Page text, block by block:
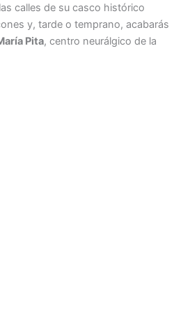
calles de su casco histórico
y, tarde o temprano, acabarás
Pita, centro neurálgico de la